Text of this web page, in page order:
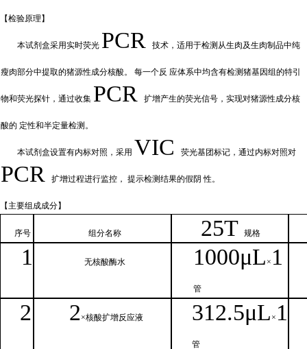
【检验原理】
本试剂盒采用实时荧光 PCR 技术，适用于检测从生肉及生肉制品中纯
瘦肉部分中提取的猪源性成分核酸。 每一个反 应体系中均含有检测猪基因组的特引
物和荧光探针，通过收集 PCR 扩增产生的荧光信号，实现对猪源性成分核
酸的 定性和半定量检测。
本试剂盒设置有内标对照，采用 VIC 荧光基团标记，通过内标对照对
PCR 扩增过程进行监控， 提示检测结果的假阴 性。
【主要组 成成分】
序号 组分名称 25T 规格
1 无核酸酶水 1000μL × 1
管
2 2×核酸扩增反应液 312.5μL × 1
管